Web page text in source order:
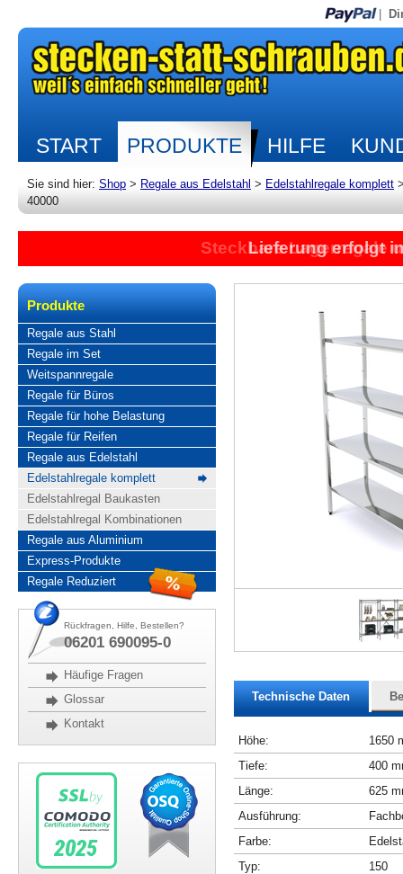
START PRODUKTE HILFE
Sie sind hier: Shop > Regale aus Edelstahl > Edelstahlregale komplett
40000
Steckbare Lagerregale
Lieferung erfolgt
Produkte
Regale aus Stahl
Regale im Set
Weitspannregale
Regale für Büros
Regale für hohe Belastung
Regale für Reifen
Regale aus Edelstahl
Edelstahlregale komplett
Edelstahlregal Baukasten
Edelstahlregal Kombinationen
Regale aus Aluminium
Express-Produkte
Regale Reduziert
Rückfragen, Hilfe, Bestellen?
06201 690095-0
Häufige Fragen
Glossar
Kontakt
Technische Daten
Höhe:
1650
Tiefe:
400
Länge:
625
Ausführung:
Farbe:
Typ:
150